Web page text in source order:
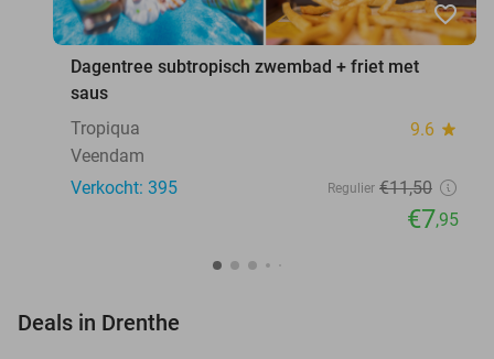
favorite_border
Dagentree subtropisch zwembad + friet met
saus
Tropiqua
9.6 star
Veendam
Verkocht: 395
Regulier €11,50
€7,95
Deals in Drenthe